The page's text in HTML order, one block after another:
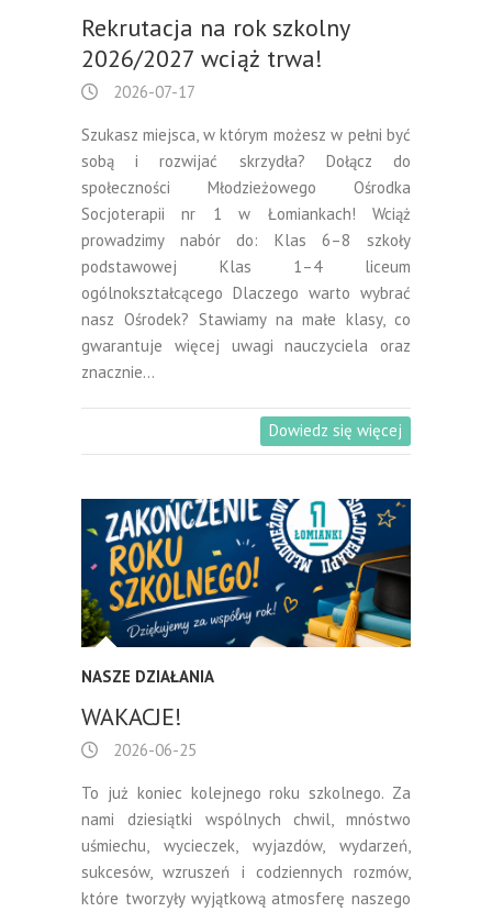
Rekrutacja na rok szkolny
2026/2027 wciąż trwa!
2026-07-17
Szukasz miejsca, w którym możesz w pełni być
sobą i rozwijać skrzydła? Dołącz do
społeczności Młodzieżowego Ośrodka
Socjoterapii nr 1 w Łomiankach! Wciąż
prowadzimy nabór do: Klas 6–8 szkoły
podstawowej Klas 1–4 liceum
ogólnokształcącego Dlaczego warto wybrać
nasz Ośrodek? Stawiamy na małe klasy, co
gwarantuje więcej uwagi nauczyciela oraz
znacznie…
Dowiedz się więcej
NASZE DZIAŁANIA
WAKACJE!
2026-06-25
To już koniec kolejnego roku szkolnego. Za
nami dziesiątki wspólnych chwil, mnóstwo
uśmiechu, wycieczek, wyjazdów, wydarzeń,
sukcesów, wzruszeń i codziennych rozmów,
które tworzyły wyjątkową atmosferę naszego